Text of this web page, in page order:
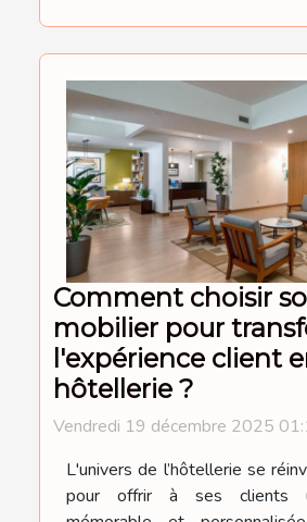
Comment choisir
mobilier pour
l'expérience client
hôtellerie ?
Vendredi 19 décembre 2025
L'univers de l’hôtellerie se
pour offrir à ses clients